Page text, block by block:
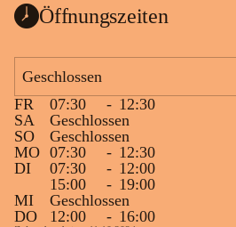
Öffnungszeiten
Geschlossen
FR
07:30 - 12:30
SA
Geschlossen
SO
Geschlossen
MO 07:30 - 12:30
DI
07:30 - 12:00
15:00
- 19:00
MI
Geschlossen
DO
12:00 - 16:00